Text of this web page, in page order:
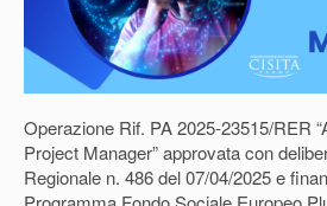
Operazione Rif. PA 2025-23515/RER
Project Manager” approvata con
Regionale n. 486 del 07/04/2025 e